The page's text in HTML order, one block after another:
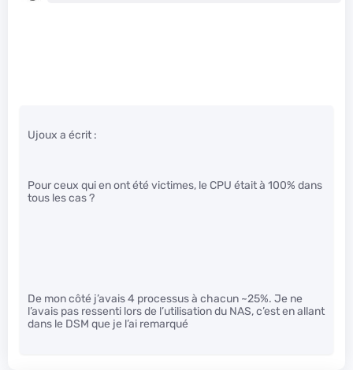
Ujoux a écrit :
Pour ceux qui en ont été victimes, le CPU était à 100% dans
tous les cas ?
De mon côté j’avais 4 processus à chacun ~25%. Je ne
l’avais pas ressenti lors de l’utilisation du NAS, c’est en allant
dans le DSM que je l’ai remarqué